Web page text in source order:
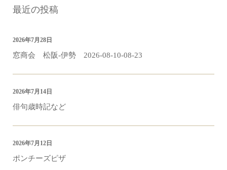
最近の投稿
窓商会 松阪-伊勢 2026-08-10-08-23
2026年7月28日
俳句歳時記など
2026年7月14日
ポンチーズピザ
2026年7月12日